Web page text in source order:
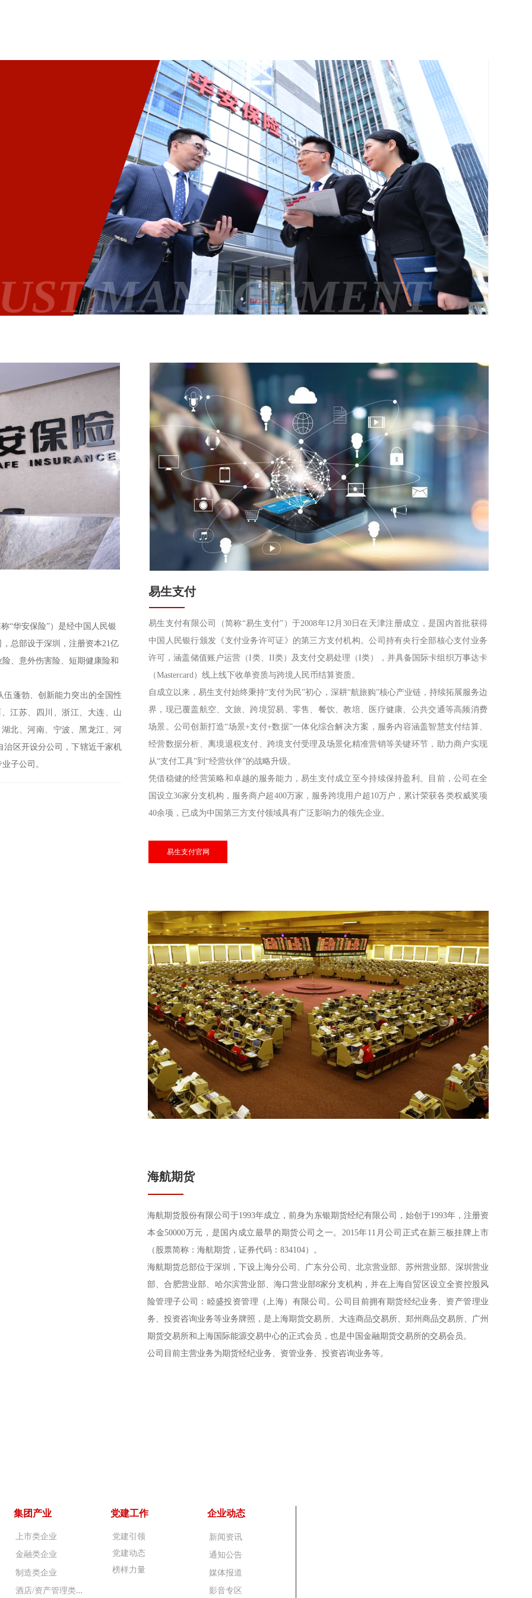
MANAGEMENT
“华安保险”）是经中国人民银
总部设于深圳，注册资本21亿
、意外伤害险、短期健康险和
蓬勃、创新能力突出的全国性
江苏、四川、浙江、大连、山
北、河南、宁波、黑龙江、河
治区开设分公司，下辖近千家机
子公司。
易生支付
易生支付有限公司（简称“易生支付”）于2008年12月30日在天津注册成立，是国内首批获得
中国人民银行颁发《支付业务许可证》的第三方支付机构。公司持有央行全部核心支付业务
许可，涵盖储值账户运营（I类、II类）及支付交易处理（I类），并具备国际卡组织万事达卡
（Mastercard）线上线下收单资质与跨境人民币结算资质。
自成立以来，易生支付始终秉持“支付为民”初心，深耕“航旅购”核心产业链，持续拓展服务边
界，现已覆盖航空、文旅、跨境贸易、零售、餐饮、教培、医疗健康、公共交通等高频消费
场景。公司创新打造“场景+支付+数据”一体化综合解决方案，服务内容涵盖智慧支付结算、
经营数据分析、离境退税支付、跨境支付受理及场景化精准营销等关键环节，助力商户实现
从“支付工具”到“经营伙伴”的战略升级。
凭借稳健的经营策略和卓越的服务能力，易生支付成立至今持续保持盈利。目前，公司在全
国设立36家分支机构，服务商户超400万家，服务跨境用户超10万户，累计荣获各类权威奖项
40余项，已成为中国第三方支付领域具有广泛影响力的领先企业。
海航期货
海航期货股份有限公司于1993年成立，前身为东银期货经纪有限公司，始创于1993年，注册资
本金50000万元，是国内成立最早的期货公司之一。2015年11月公司正式在新三板挂牌上市
（股票简称：海航期货，证券代码：834104）。
海航期货总部位于深圳，下设上海分公司、广东分公司、北京营业部、苏州营业部、深圳营业
部、合肥营业部、哈尔滨营业部、海口营业部8家分支机构，并在上海自贸区设立全资控股风
险管理子公司：睦盛投资管理（上海）有限公司。公司目前拥有期货经纪业务、资产管理业
务、投资咨询业务等业务牌照，是上海期货交易所、大连商品交易所、郑州商品交易所、广州
期货交易所和上海国际能源交易中心的正式会员，也是中国金融期货交易所的交易会员。
公司目前主营业务为期货经纪业务、资管业务、投资咨询业务等。
易生支付官网
集团产业 党建工作 企业动态
上市类企业
金融类企业
制造类企业
酒
店/资产管理类企业
党建引领
党建动态
榜样力量
新闻资讯
通知公告
媒体报道
影音专区